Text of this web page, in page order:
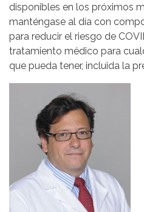
disponibles en los próximos
manténgase al día con
para reducir el riesgo de
tratamiento médico para
que pueda tener, incluida la